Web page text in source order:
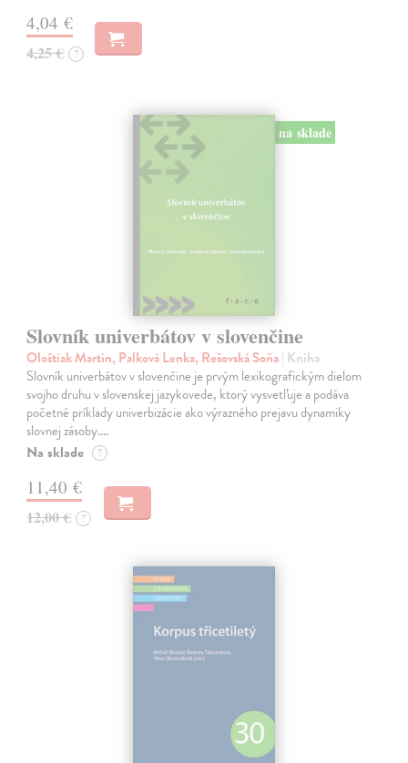
4,04 €
4,25 € ?
na sklade
Slovník univerbátov v slovenčine
Ološtiak Martin, Palková Lenka, Rešovská Soňa| Kniha
Slovník univerbátov v slovenčine je prvým lexikografickým dielom
svojho druhu v slovenskej jazykovede, ktorý vysvetľuje a podáva
početné príklady univerbizácie ako výrazného prejavu dynamiky
slovnej zásoby.…
Na sklade ?
11,40 €
12,00 € ?